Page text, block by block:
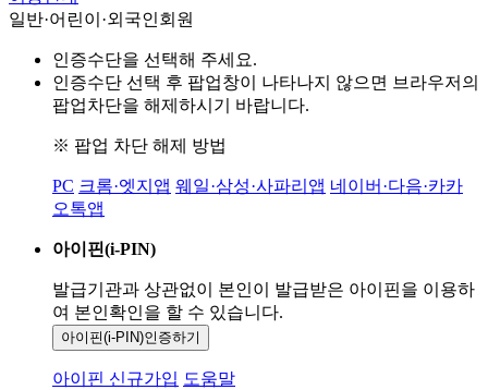
일반·어린이·외국인회원
인증수단을 선택해 주세요.
인증수단 선택 후 팝업창이 나타나지 않으면 브라우저의
팝업차단을 해제하시기 바랍니다.
※ 팝업 차단 해제 방법
PC 크롬·엣지앱 웨일·삼성·사파리앱 네이버·다음·카카
오톡앱
아이핀(i-PIN)
발급기관과 상관없이 본인이 발급받은 아이핀을 이용하
여 본인확인을 할 수 있습니다.
아이핀(i-PIN)인증하기
아이핀 신규가입 도움말